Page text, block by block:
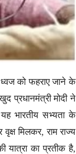
को फहराए जाने के
प्रधानमंत्री मोदी ने
भारतीय सभ्यता के
मिलकर, राम राज्य
यात्रा का प्रतीक है,